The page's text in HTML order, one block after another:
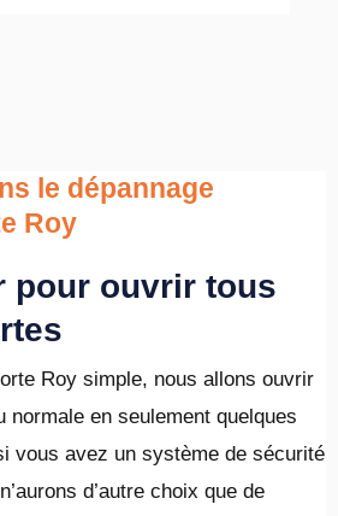
le dépannage
Roy
pour ouvrir tous
Roy simple, nous allons ouvrir
normale en seulement quelques
vous avez un système de sécurité
d’autre choix que de